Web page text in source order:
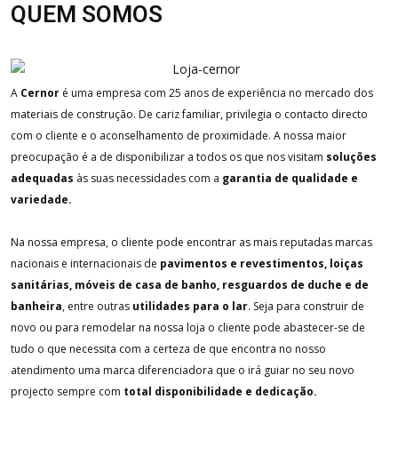
QUEM SOMOS
A Cernor é uma empresa com 25 anos de experiência no mercado dos
materiais de construção. De cariz familiar, privilegia o contacto directo
com o cliente e o aconselhamento de proximidade. A nossa maior
preocupação é a de disponibilizar a todos os que nos visitam soluções
adequadas às suas necessidades com a garantia de qualidade e
variedade.
Na nossa empresa, o cliente pode encontrar as mais reputadas marcas
nacionais e internacionais de pavimentos e revestimentos, loiças
sanitárias, móveis de casa de banho, resguardos de duche e de
banheira, entre outras utilidades para o lar. Seja para construir de
novo ou para remodelar na nossa loja o cliente pode abastecer-se de
tudo o que necessita com a certeza de que encontra no nosso
atendimento uma marca diferenciadora que o irá guiar no seu novo
projecto sempre com total disponibilidade e dedicação.